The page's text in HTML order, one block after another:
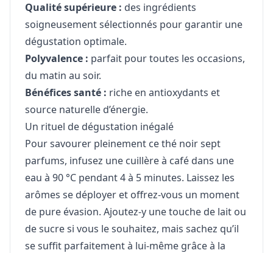
Qualité supérieure : des ingrédients
soigneusement sélectionnés pour garantir une
dégustation optimale.
Polyvalence : parfait pour toutes les occasions,
du matin au soir.
Bénéfices santé : riche en antioxydants et
source naturelle d’énergie.
Un rituel de dégustation inégalé
Pour savourer pleinement ce thé noir sept
parfums, infusez une cuillère à café dans une
eau à 90 °C pendant 4 à 5 minutes. Laissez les
arômes se déployer et offrez-vous un moment
de pure évasion. Ajoutez-y une touche de lait ou
de sucre si vous le souhaitez, mais sachez qu’il
se suffit parfaitement à lui-même grâce à la